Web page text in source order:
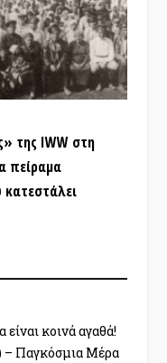
της IWW στη
πείραμα
κοινά αγαθά!
– Παγκόσμια Μέρα